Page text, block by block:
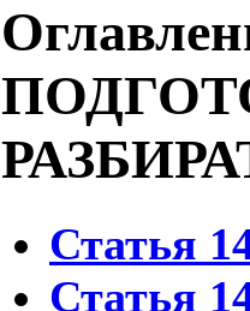
Статья
Статья